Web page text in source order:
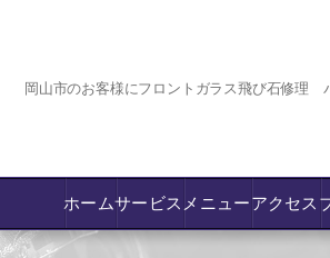
岡山市のお客様にフロントガラス飛び石修理
ホームサービス メニューアクセス